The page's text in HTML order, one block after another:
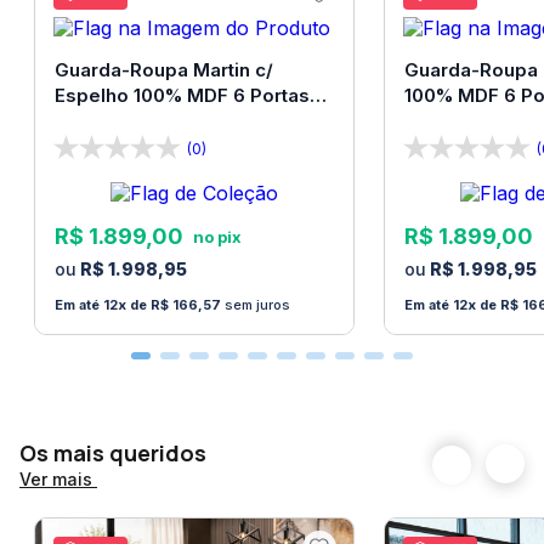
responsabilidade do adquirente. É imprescindível a
contratação de um montador profissional para
montar o produto. Não nos responsabilizamos por
danos de quaisquer naturezas causados no produto
pela montagem.
tonalidades entre a foto na tela e o produto real,
devido a calibração de cor da tela.
Os objetos decorativos que ambientam as fotos não
são vendidos e não acompanham o produto.
embalagens estão em boas condições no momento
Guarda-Roupa Martin c/
Espelho 100% MDF 6 Portas
(0)
R$ 1.899, 00
R$ 1.998,95
12 R$ 166 57 sem juros
Guarda-
100% MDF 6
R$ 1.899, 00
R$ 1.998,95
12 R$
Os mais queridos
Ver mais